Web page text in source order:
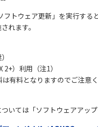
フトウェア更新」を実行す
れます。
）利用（注1）
有料となりますのでご注意く
いては「ソフトウェアアッ